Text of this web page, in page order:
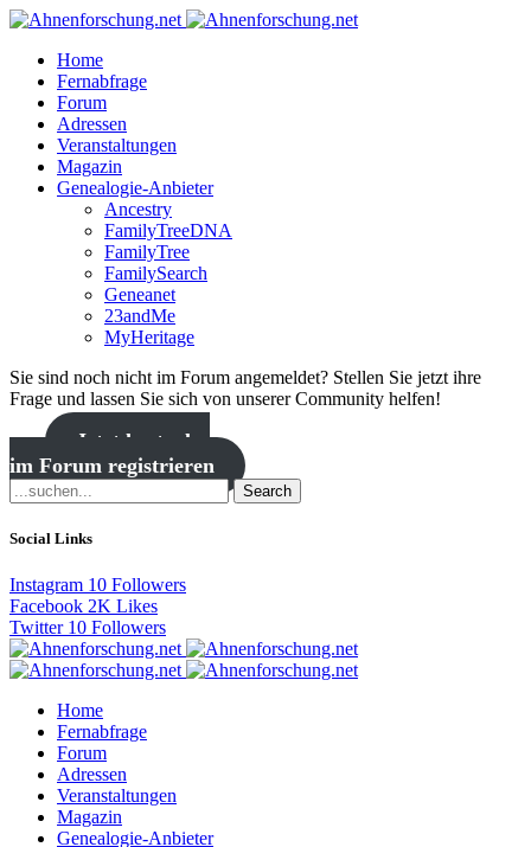
Home
Fernabfrage
Forum
Adressen
Veranstaltungen
Magazin
Genealogie-Anbieter
Ancestry
FamilyTreeDNA
FamilyTree
FamilySearch
Geneanet
23andMe
MyHeritage
Sie sind noch nicht im Forum angemeldet? Stellen Sie jetzt ihre
Frage und lassen Sie sich von unserer Community helfen!
Jetzt kostenlos
im Forum registrieren
Search
Social Links
Instagram 10 Followers
Facebook 2K Likes
Twitter 10 Followers
Home
Fernabfrage
Forum
Adressen
Veranstaltungen
Magazin
Genealogie-Anbieter